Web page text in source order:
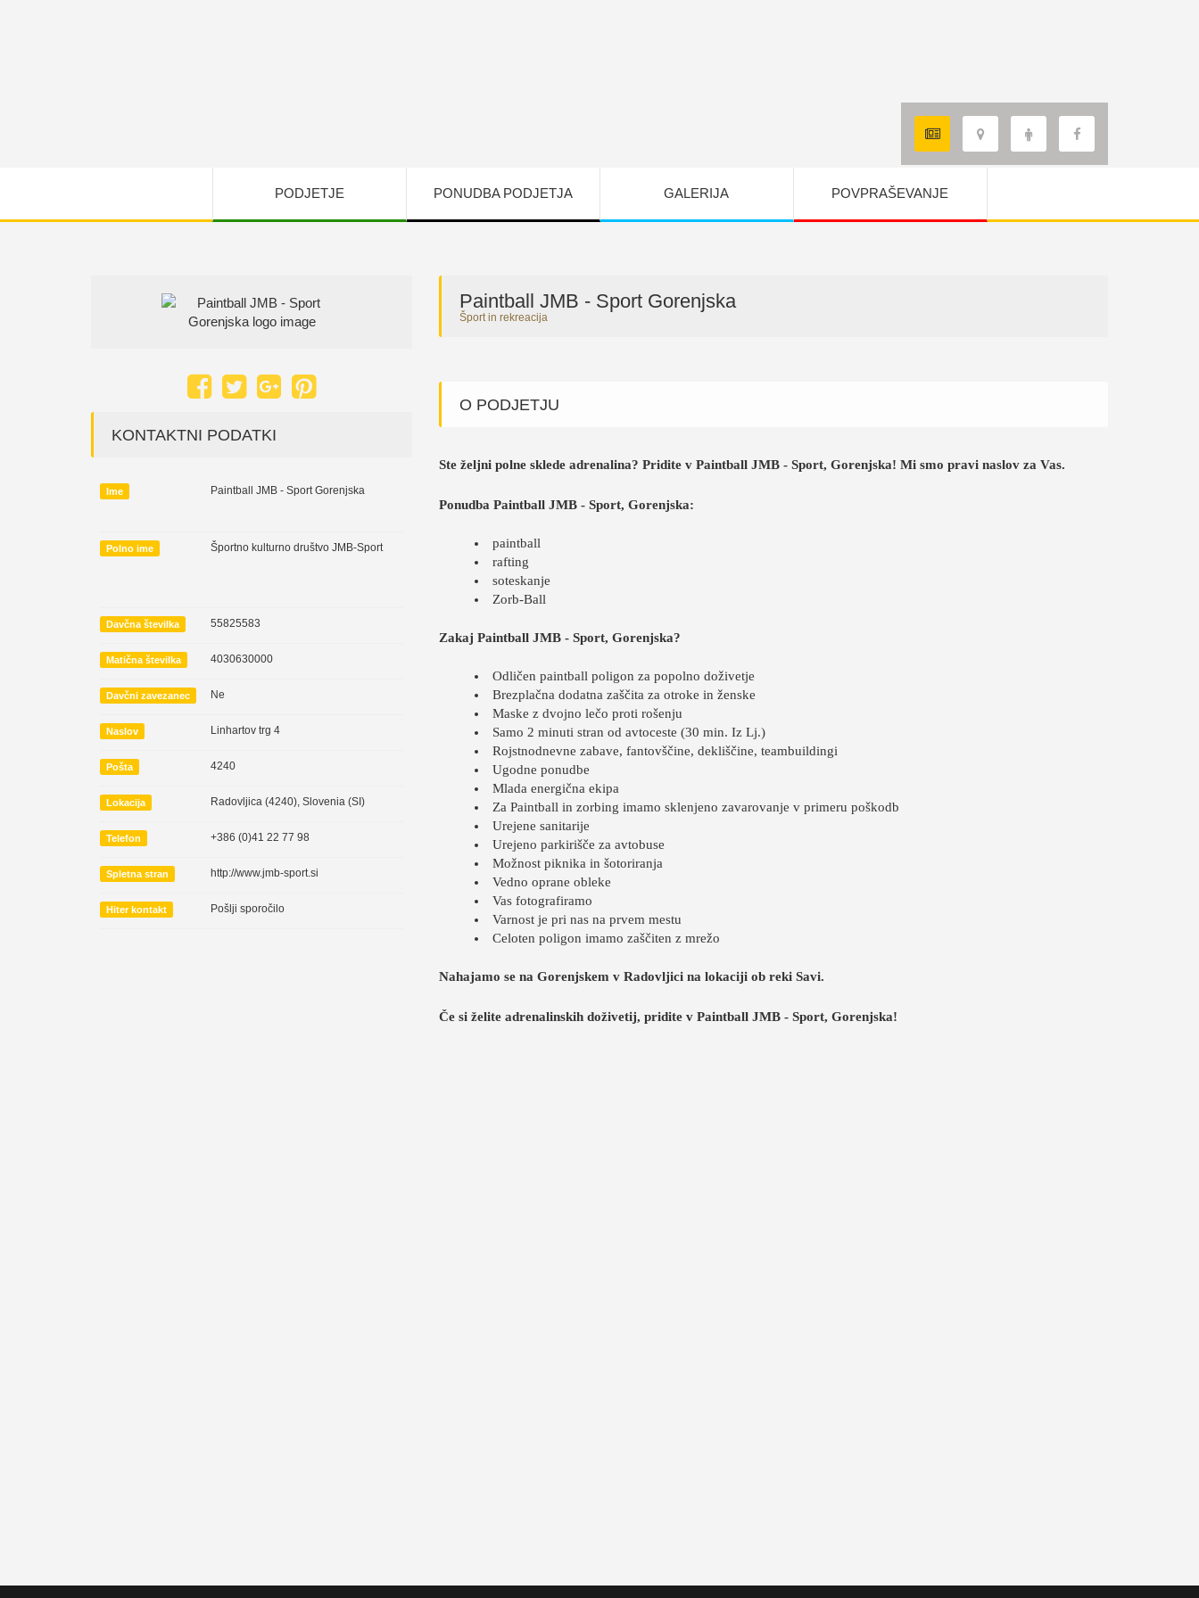
PODJETJE PONUDBA PODJETJA GALERIJA POVPRAŠEVANJE
Paintball JMB - Sport Gorenjska
Šport in rekreacija
O PODJETJU
Ste željni polne sklede adrenalina? Pridite v Paintball JMB - Sport, Gorenjska! Mi smo pravi naslov za Vas.
Ponudba Paintball JMB - Sport, Gorenjska:
paintball
rafting
soteskanje
Zorb-Ball
Zakaj Paintball JMB - Sport, Gorenjska?
Odličen paintball poligon za popolno doživetje
Brezplačna dodatna zaščita za otroke in ženske
Maske z dvojno lečo proti rošenju
Samo 2 minuti stran od avtoceste (30 min. Iz Lj.)
Rojstnodnevne zabave, fantovščine, dekliščine, teambuildingi
Ugodne ponudbe
Mlada energična ekipa
Za Paintball in zorbing imamo sklenjeno zavarovanje v primeru poškodb
Urejene sanitarije
Urejeno parkirišče za avtobuse
Možnost piknika in šotoriranja
Vedno oprane obleke
Vas fotografiramo
Varnost je pri nas na prvem mestu
Celoten poligon imamo zaščiten z mrežo
Nahajamo se na Gorenjskem v Radovljici na lokaciji ob reki Savi.
Če si želite adrenalinskih doživetij, pridite v Paintball JMB - Sport, Gorenjska!
KONTAKTNI PODATKI
Ime Paintball JMB - Sport Gorenjska
Polno ime Športno kulturno društvo JMB-Sport
Davčna številka 55825583
Matična številka 4030630000
Davčni zavezanec Ne
Naslov Linhartov trg 4
Pošta 4240
Lokacija Radovljica (4240), Slovenia (SI)
Telefon +386 (0)41 22 77 98
Spletna stran http://www.jmb-sport.si
Hiter kontakt Pošlji sporočilo